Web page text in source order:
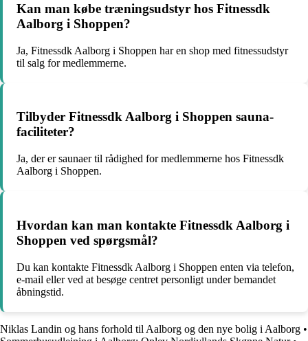
Kan man købe træningsudstyr hos Fitnessdk
Aalborg i Shoppen?
Ja, Fitnessdk Aalborg i Shoppen har en shop med fitnessudstyr
til salg for medlemmerne.
Tilbyder Fitnessdk Aalborg i Shoppen sauna-
faciliteter?
Ja, der er saunaer til rådighed for medlemmerne hos Fitnessdk
Aalborg i Shoppen.
Hvordan kan man kontakte Fitnessdk Aalborg i
Shoppen ved spørgsmål?
Du kan kontakte Fitnessdk Aalborg i Shoppen enten via telefon,
e-mail eller ved at besøge centret personligt under bemandet
åbningstid.
Niklas Landin og hans forhold til Aalborg og den nye bolig i Aalborg •